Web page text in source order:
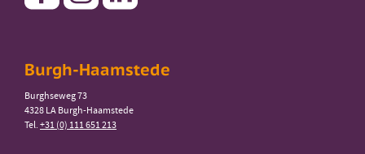
Burgh-Haamstede
Burghseweg 73
4328 LA Burgh-Haamstede
Tel.+31 (0) 111 651 213